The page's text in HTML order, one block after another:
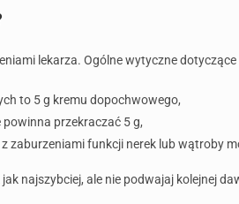
lekarza. Ogólne wytyczne
to 5 g kremu dopochwowego,
przekraczać 5 g,
zaburzeniami funkcji nerek lub wątroby
najszybciej, ale nie podwajaj kolejnej